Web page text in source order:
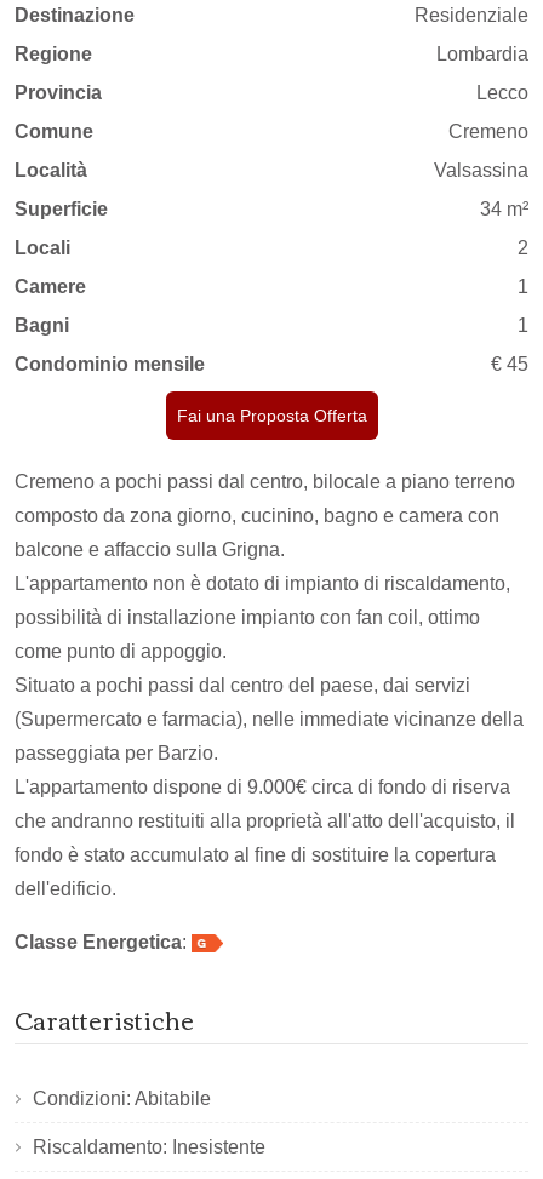
Destinazione
Residenziale
Regione
Lombardia
Provincia
Lecco
Comune
Cremeno
Località
Valsassina
Superficie
34 m²
Locali
2
Camere
1
Bagni
1
Condominio mensile
€ 45
Fai una Proposta Offerta
Cremeno a pochi passi dal centro, bilocale a piano terreno
composto da zona giorno, cucinino, bagno e camera con
balcone e affaccio sulla Grigna.
L'appartamento non è dotato di impianto di riscaldamento,
possibilità di installazione impianto con fan coil, ottimo
come punto di appoggio.
Situato a pochi passi dal centro del paese, dai servizi
(Supermercato e farmacia), nelle immediate vicinanze della
passeggiata per Barzio.
L'appartamento dispone di 9.000€ circa di fondo di riserva
che andranno restituiti alla proprietà all'atto dell'acquisto, il
fondo è stato accumulato al fine di sostituire la copertura
dell'edificio.
Classe Energetica:
Caratteristiche
Condizioni: Abitabile
Riscaldamento: Inesistente